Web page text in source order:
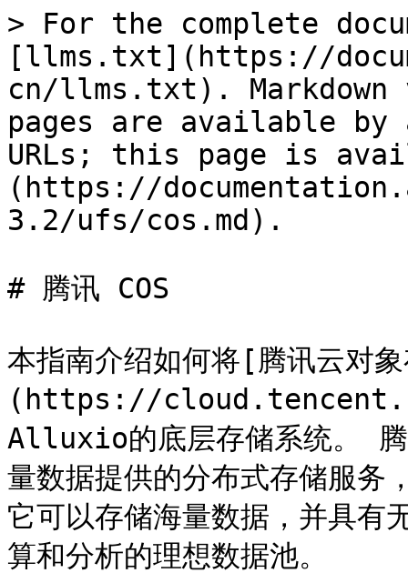
> For the complete
[llms.txt](https://
cn/llms.txt). Markdown
pages are available by
URLs; this page is
(https://
3.2/ufs/cos.md).
# 腾讯 COS
本指南介绍如何将[腾讯云对
(https://
Alluxio的底层存储系统。 腾
量数据提供的分布式存储服务
它可以存储海量数据，并具有
算和分析的理想数据池。